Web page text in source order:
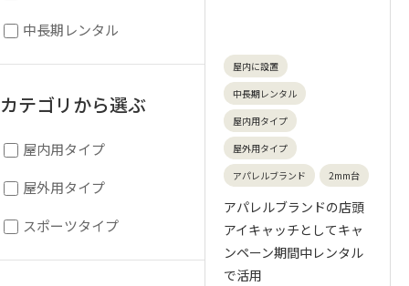
屋内に設置
中長期レンタル
屋内用タイプ
屋外用タイプ
アパレルブランド
2mm台
アパレルブランドの店頭
アイキャッチとしてキャ
ンペーン期間中レンタル
で活用
中長期レンタル
カテゴリから選ぶ
屋内用タイプ
屋外用タイプ
スポーツタイプ